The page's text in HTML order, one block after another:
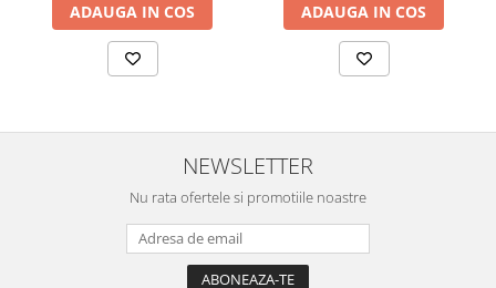
ADAUGA IN COS ADAUGA IN COS
NEWSLETTER
Nu rata ofertele si promotiile noastre